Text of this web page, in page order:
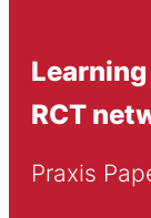
RCT
Praxis